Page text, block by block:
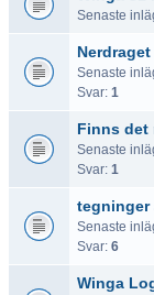
Senaste
Senaste
Svar: 1
Finns det
Senaste
Svar: 1
tegninger
Senaste
Svar: 6
Winga